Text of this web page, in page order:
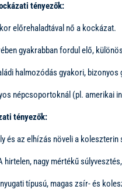
tényezők:
előrehaladtával nő a kockázat.
gyakrabban fordul elő,
halmozódás gyakori,
népcsoportoknál (pl. amerikai
tényezők:
és az elhízás növeli a koleszterin
hirtelen, nagy mértékű
típusú, magas zsír- és